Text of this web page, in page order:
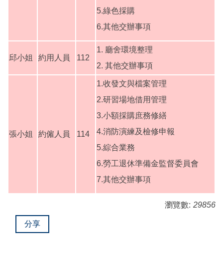
5.綠色採購
6.其他交辦事項
邱小姐 約用人員 112
1. 廳舍環境整理
2. 其他交辦事項
張小姐 約僱人員 114
1.收發文與檔案管理
2.研習場地借用管理
3.小額採購庶務修繕
4.消防演練及檢修申報
5.綜合業務
6.勞工退休準備金監督委員會
7.其他交辦事項
瀏覽數: 29856
分享